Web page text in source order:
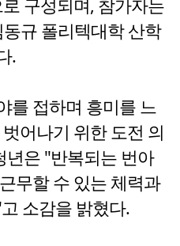
구성되며, 참가자는
규 폴리텍대학 산학
.
를 접하며 흥미를 느
어나기 위한 도전 의
년은 "반복되는 번아
무할 수 있는 체력과
소감을 밝혔다.